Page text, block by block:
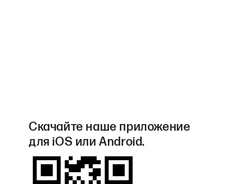
Скачайте наше приложение
для iOS или Android.